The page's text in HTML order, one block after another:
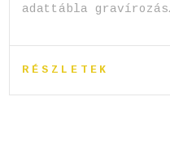
adattábla
RÉSZLETEK